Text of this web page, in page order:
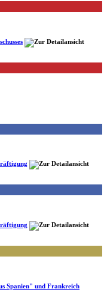
Spanien" und Frankreich